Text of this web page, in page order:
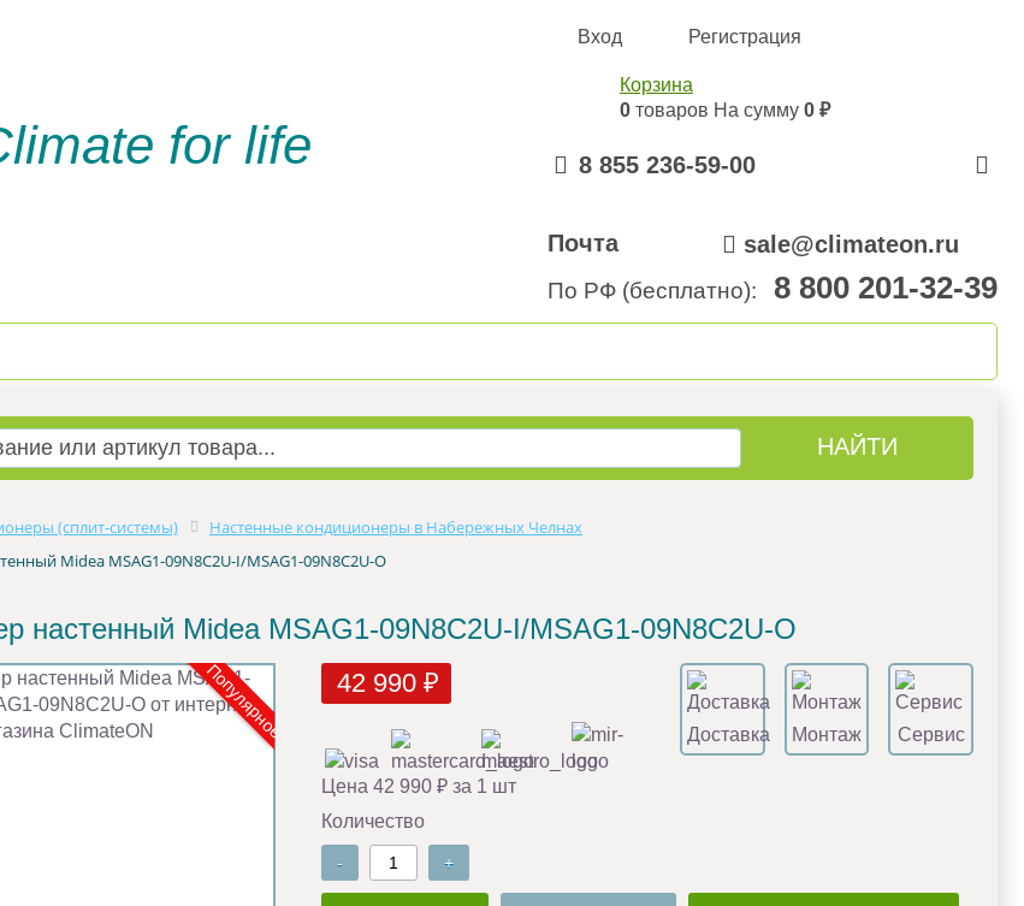
for life
Вход Регистрация
Корзина
0 товаров На сумму 0 ₽
8 855 236-59-00
Почта sale@climateon.ru
По РФ (бесплатно): 8 800 201-32-39
(сплит-системы)
Настенные кондиционеры в Набережных Челнах
Midea MSAG1-09N8C2U-I/MSAG1-09N8C2U-O
настенный Midea MSAG1-09N8C2U-I/MSAG1-09N8C2U-O
Популярное 42 990 ₽
Доставка Монтаж Сервис
Цена 42 990 ₽ за 1 шт
Количество
- +